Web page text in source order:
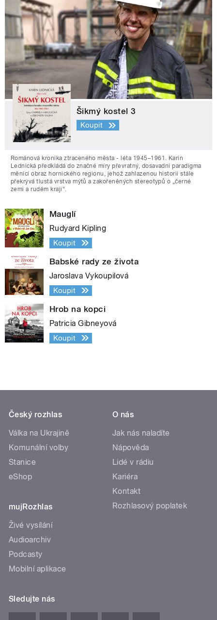
Šikmý kostel 3
Koupit
Románová kronika ztraceného města - léta 1945–1961. Karin
Lednická předkládá do značné míry převratný, dosavadní paradigma
měnící obraz hornického regionu, jehož zahlazenou historii stále
překrývá tlustá vrstva mýtů a zakořeněných stereotypů o „černé
zemi a rudém kraji“.
Mauglí
Rudyard Kipling
Koupit
Babské rady ze života
Jaroslava Vykoupilová
Koupit
Hrob na kopci
Patricia Gibneyová
Koupit
Český rozhlas
Válka na Ukrajině
Komunální volby
Stanice
eShop
mujRozhlas
Živé vysílání
Audioarchiv
Podcasty
Mobilní aplikace
O nás
Jak nás naladíte
Nápověda
Lidé v rádiu
Kariéra
Kontakt
Rozhlasový poplatek
Sledujte nás